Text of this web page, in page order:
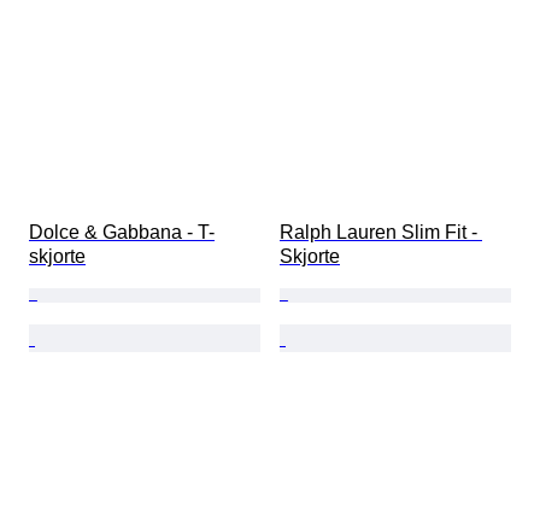
Dolce & Gabbana - T-
skjorte
Ralph Lauren Slim Fit -
Skjorte